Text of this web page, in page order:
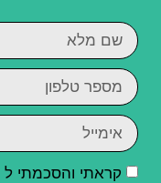
קראתי והסכמתי ל